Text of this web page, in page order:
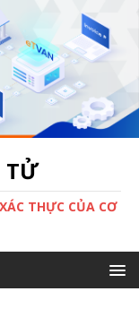
TỬ
THỰC CỦA CƠ